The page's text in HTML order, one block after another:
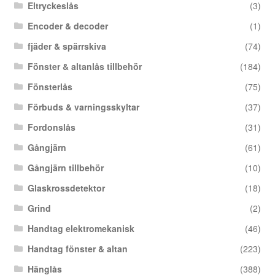
Eltryckeslås
(3)
Encoder & decoder
(1)
fjäder & spärrskiva
(74)
Fönster & altanlås tillbehör
(184)
Fönsterlås
(75)
Förbuds & varningsskyltar
(37)
Fordonslås
(31)
Gångjärn
(61)
Gångjärn tillbehör
(10)
Glaskrossdetektor
(18)
Grind
(2)
Handtag elektromekanisk
(46)
Handtag fönster & altan
(223)
Hänglås
(388)